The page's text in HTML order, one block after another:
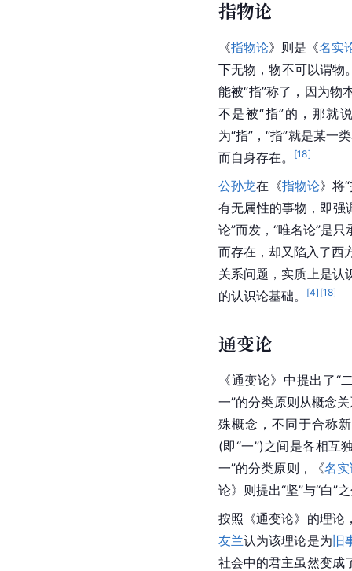
指物论
《指物论》则是《名实
下无物，物不可以谓物
能被“指”称了，因为物
不是被“指”的，那就
为“指”，“指”就是某一
而自身存在。
[18]
公孙龙在《指物论》将
有无属性的事物，即强
论”而发，“唯名论”是只
而存在，却又陷入了西
关系问题，实质上是认
的认识论基础。
[4] [18]
通变论
《通变论》中提出了
一”的分类原则从概念
殊概念，不同于合称
(即“一”)之间是各相互
一”的分类原则，《名
论》则提出“坚”与“白”
按照《通变论》的理论
友兰认为该理论是为旧
社会中的君主虽然变成